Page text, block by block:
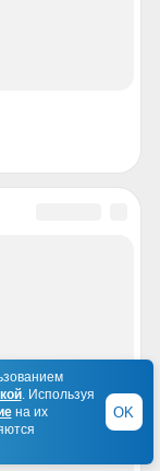
. Используя
на их
OK